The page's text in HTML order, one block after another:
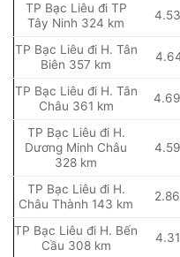
TP Bạc Liêu đi TP
Tây Ninh 324 km
TP Bạc Liêu đi H. Tân
Biên 357 km
TP Bạc Liêu đi H. Tân
Châu 361 km
TP Bạc Liêu đi H.
Dương Minh Châu
328 km
TP Bạc Liêu đi H.
Châu Thành 143 km
TP Bạc Liêu đi H. Bến
Cầu 308 km